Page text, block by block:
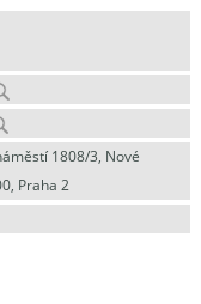
1808/3, Nové
Praha 2